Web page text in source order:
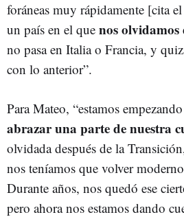
foráneas muy rápidamente [cita
un país en el que nos olvidamos
no pasa en Italia o Francia, y
con lo anterior”.
Para Mateo, “estamos
abrazar una parte de nuestra
olvidada después de la
nos teníamos que volver
Durante años, nos quedó ese
pero ahora nos estamos dando